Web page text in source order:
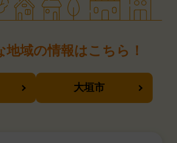
地域の情報はこちら！
大垣市